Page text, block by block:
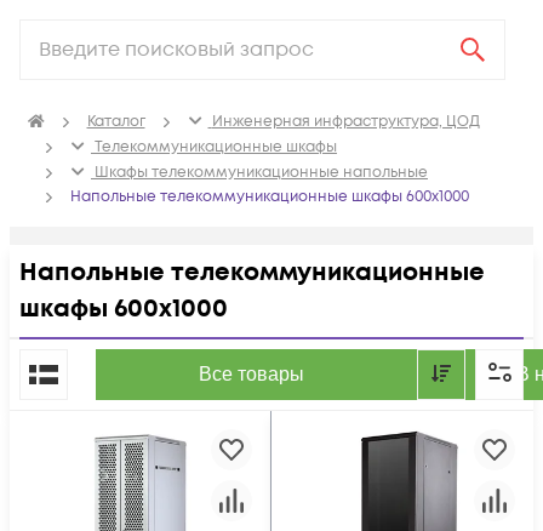
Каталог
Инженерная инфраструктура, ЦОД
Телекоммуникационные шкафы
Шкафы телекоммуникационные напольные
Напольные телекоммуникационные шкафы 600x1000
Напольные телекоммуникационные
шкафы 600x1000
Все товары В
По популярности